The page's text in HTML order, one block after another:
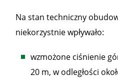
Na stan techniczny
niekorzystnie wpływało:
wzmożone ciśnienie
20 m, w odległości